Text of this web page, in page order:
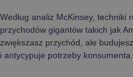
Według analiz McKinsey, techniki
przychodów gigantów takich jak
zwiększasz przychód, ale
i antycypuje potrzeby konsumenta.